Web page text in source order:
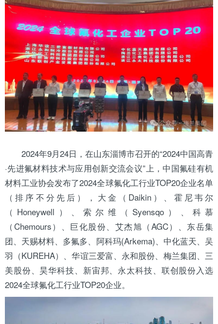
2024年9月24日，在山东淄博市召开的“2024中国高青
·先进氟材料技术与应用创新交流会议”上，中国氟硅有机
材料工业协会发布了2024全球氟化工行业TOP20企业名单
（排序不分先后）， 大金 （Daikin）、 霍尼韦尔
（Honeywell）、索尔维（Syensqo）、科慕
（Chemours）、 巨化股份、艾杰旭（AGC）、 东岳集
团、天赐材料、多氟多、 阿科玛(Arkema)、 中化蓝天、吴
羽（KUREHA）、华谊三爱富、永和股份、 梅兰集团、三
美股份、昊华科技、新宙邦、永太科技、联创股份入选
2024全球氟化工行业TOP20企业。